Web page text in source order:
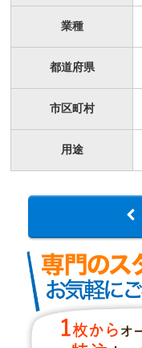
業種
都道府県
市区町村
用途